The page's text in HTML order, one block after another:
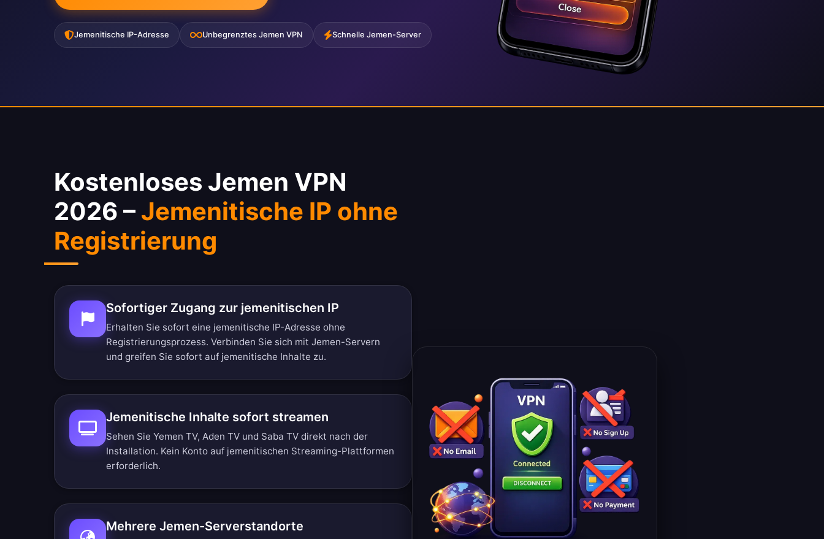
Jemenitische IP-Adresse Unbegrenztes Jemen VPN Schnelle Jemen-Server
Kostenloses Jemen VPN
2026 – Jemenitische IP ohne
Registrierung
Sofortiger Zugang zur jemenitischen IP
Erhalten Sie sofort eine jemenitische IP-Adresse ohne
Registrierungsprozess. Verbinden Sie sich mit Jemen-Servern
und greifen Sie sofort auf jemenitische Inhalte zu.
Jemenitische Inhalte sofort streamen
Sehen Sie Yemen TV, Aden TV und Saba TV direkt nach der
Installation. Kein Konto auf jemenitischen Streaming-Plattformen
erforderlich.
Mehrere Jemen-Serverstandorte